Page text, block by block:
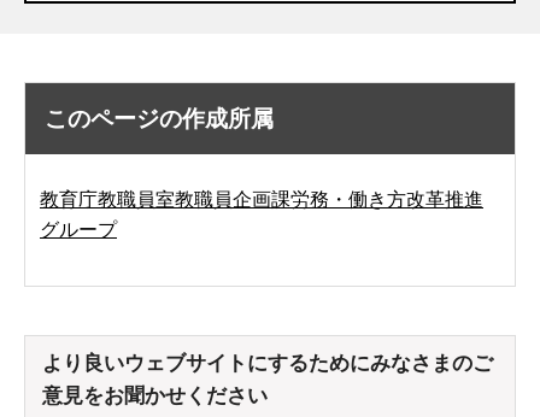
このページの作成所属
教育庁教職員室教職員企画課労務・働き方改革推進
グループ
より良いウェブサイトにするためにみなさまのご
意見をお聞かせください